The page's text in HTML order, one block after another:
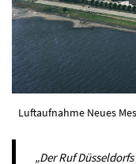
Luftaufnahme Neues
„Der Ruf